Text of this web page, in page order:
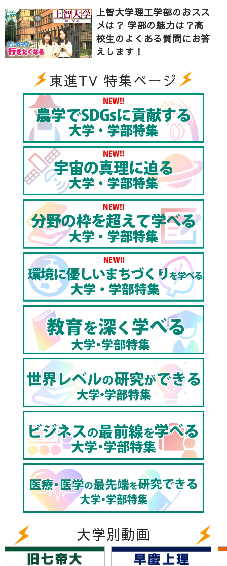
▼東京理科大学について
東京理科大学は、建学の精神「理学の普及を以て国運
発展の基礎とする」のもと、今から140年ほど前に理学
の普及を目的に誕生し、以来多くの教員を輩出してい
ます。現在では日本随一の理工系総合大学となり、真
に実力をつけた学生だけを卒業させる実力主義の伝統
と校風は今でも引き継がれています。
▼東京理科大学設置学部
理学部第一部、理学部第二部、理工学部、薬学部、先
進工学部、工学部、経営学部
▼東京理科大学理工学部のHPはこちら
https://www.tus.ac.jp/academics/faculty/
▼東京理科大学のHPはこちら
https://www.tus.ac.jp/
▼東京理科大学の関連動画はこちら
3分で分かる！東京理科大学オープンキャンパス【東進
https://youtu.be/KSjg1oLcCgM
【東京理科大薬学部】薬剤師だけじゃない！？人間の
あらゆる病気をなくす夢にチャレンジ！！
https://youtu.be/EdVqes2AqqQ
【東京理科大学理学部】未知の事柄への挑戦－興味関
心のある内容を研究するとは!？（東進TV）
https://youtu.be/t_GRGWEcwRE
【東京理科大学先進工学部】東京にキャンパスが集
結！イノベーションの創出を加速する人材へ!!（基礎
工学部）
https://youtu.be/AJVR9n_3xg4
【東京理科大学経営学部】経営を科学する｜問題解
決、意思決定する力に磨く!!
https://youtu.be/6KRhRK2oqaE
上智大学理工学部のおスス
メは？ 学部の魅力は？高
校生のよくある質問にお答
えします！
東進TV 特集ページ
大学別動画